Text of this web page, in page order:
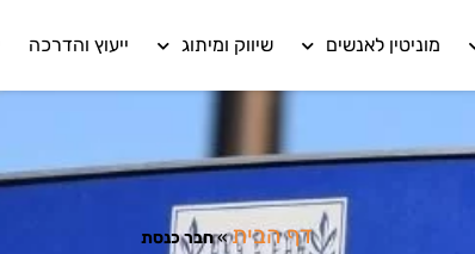
מוניטין לאנשים שיווק ומיתוג ייעוץ והדרכה
דף הבית»חבר כנסת